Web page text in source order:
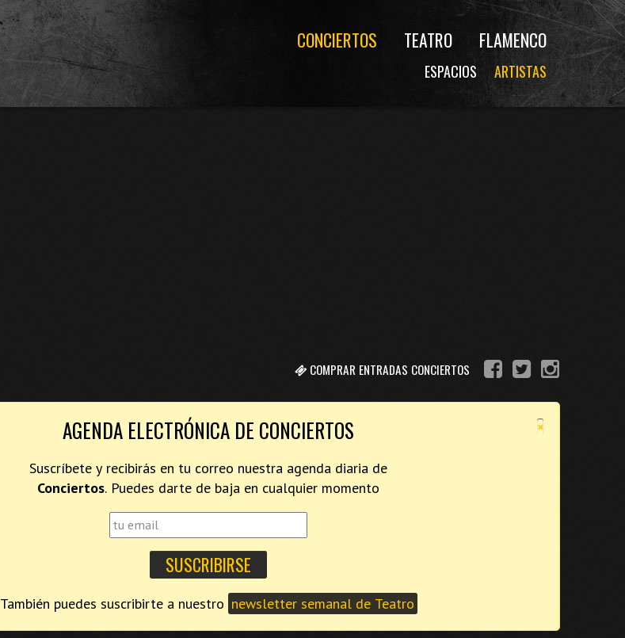
CONCIERTOS TEATRO FLAMENCO
ESPACIOS ARTISTAS
COMPRAR ENTRADAS CONCIERTOS
×
AGENDA ELECTRÓNICA DE CONCIERTOS
Suscríbete y recibirás en tu correo nuestra agenda diaria de
Conciertos. Puedes darte de baja en cualquier momento
También puedes suscribirte a nuestro newsletter semanal de Teatro